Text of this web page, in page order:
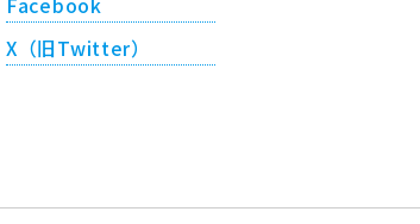
Facebook
X（旧Twitter）